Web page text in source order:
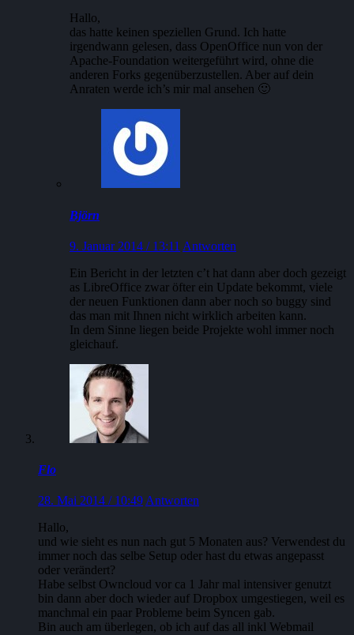
Hallo,
das hatte keinen speziellen Grund. Ich hatte
irgendwann gelesen, dass OpenOffice nun von der
Apache-Foundation weitergeführt wird, ohne die
anderen Forks gegenüberzustellen. Aber auf dein
Anraten werde ich’s mir mal ansehen 🙂
Björn
9. Januar 2014 / 13:11 Antworten
Ein Bericht in der letzten c’t hat dann aber doch gezeigt
as LibreOffice zwar öfter ein Update bekommt, viele
der neuen Funktionen dann aber noch so buggy sind
das man mit Ihnen nicht wirklich arbeiten kann.
In dem Sinne liegen beide Projekte wohl immer noch
gleichauf.
Flo
28. Mai 2014 / 10:49 Antworten
Hallo,
und wie sieht es nun nach gut 5 Monaten aus? Verwendest du
immer noch das selbe Setup oder hast du etwas angepasst
oder verändert?
Habe selbst Owncloud vor ca 1 Jahr mal intensiver genutzt
bin dann aber doch wieder auf Dropbox umgestiegen, weil es
manchmal ein paar Probleme beim Syncen gab.
Bin auch am überlegen, ob ich auf das all inkl Webmail